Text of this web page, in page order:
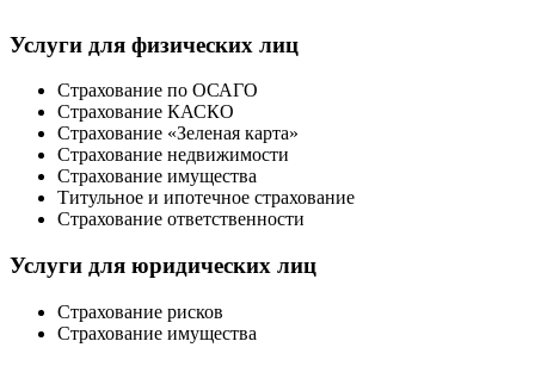
Услуги для физических лиц
Страхование по ОСАГО
Страхование КАСКО
Страхование «Зеленая карта»
Страхование недвижимости
Страхование имущества
Титульное и ипотечное страхование
Страхование ответственности
Услуги для юридических лиц
Страхование рисков
Страхование имущества